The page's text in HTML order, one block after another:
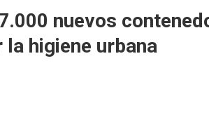
nuevos
higiene urbana